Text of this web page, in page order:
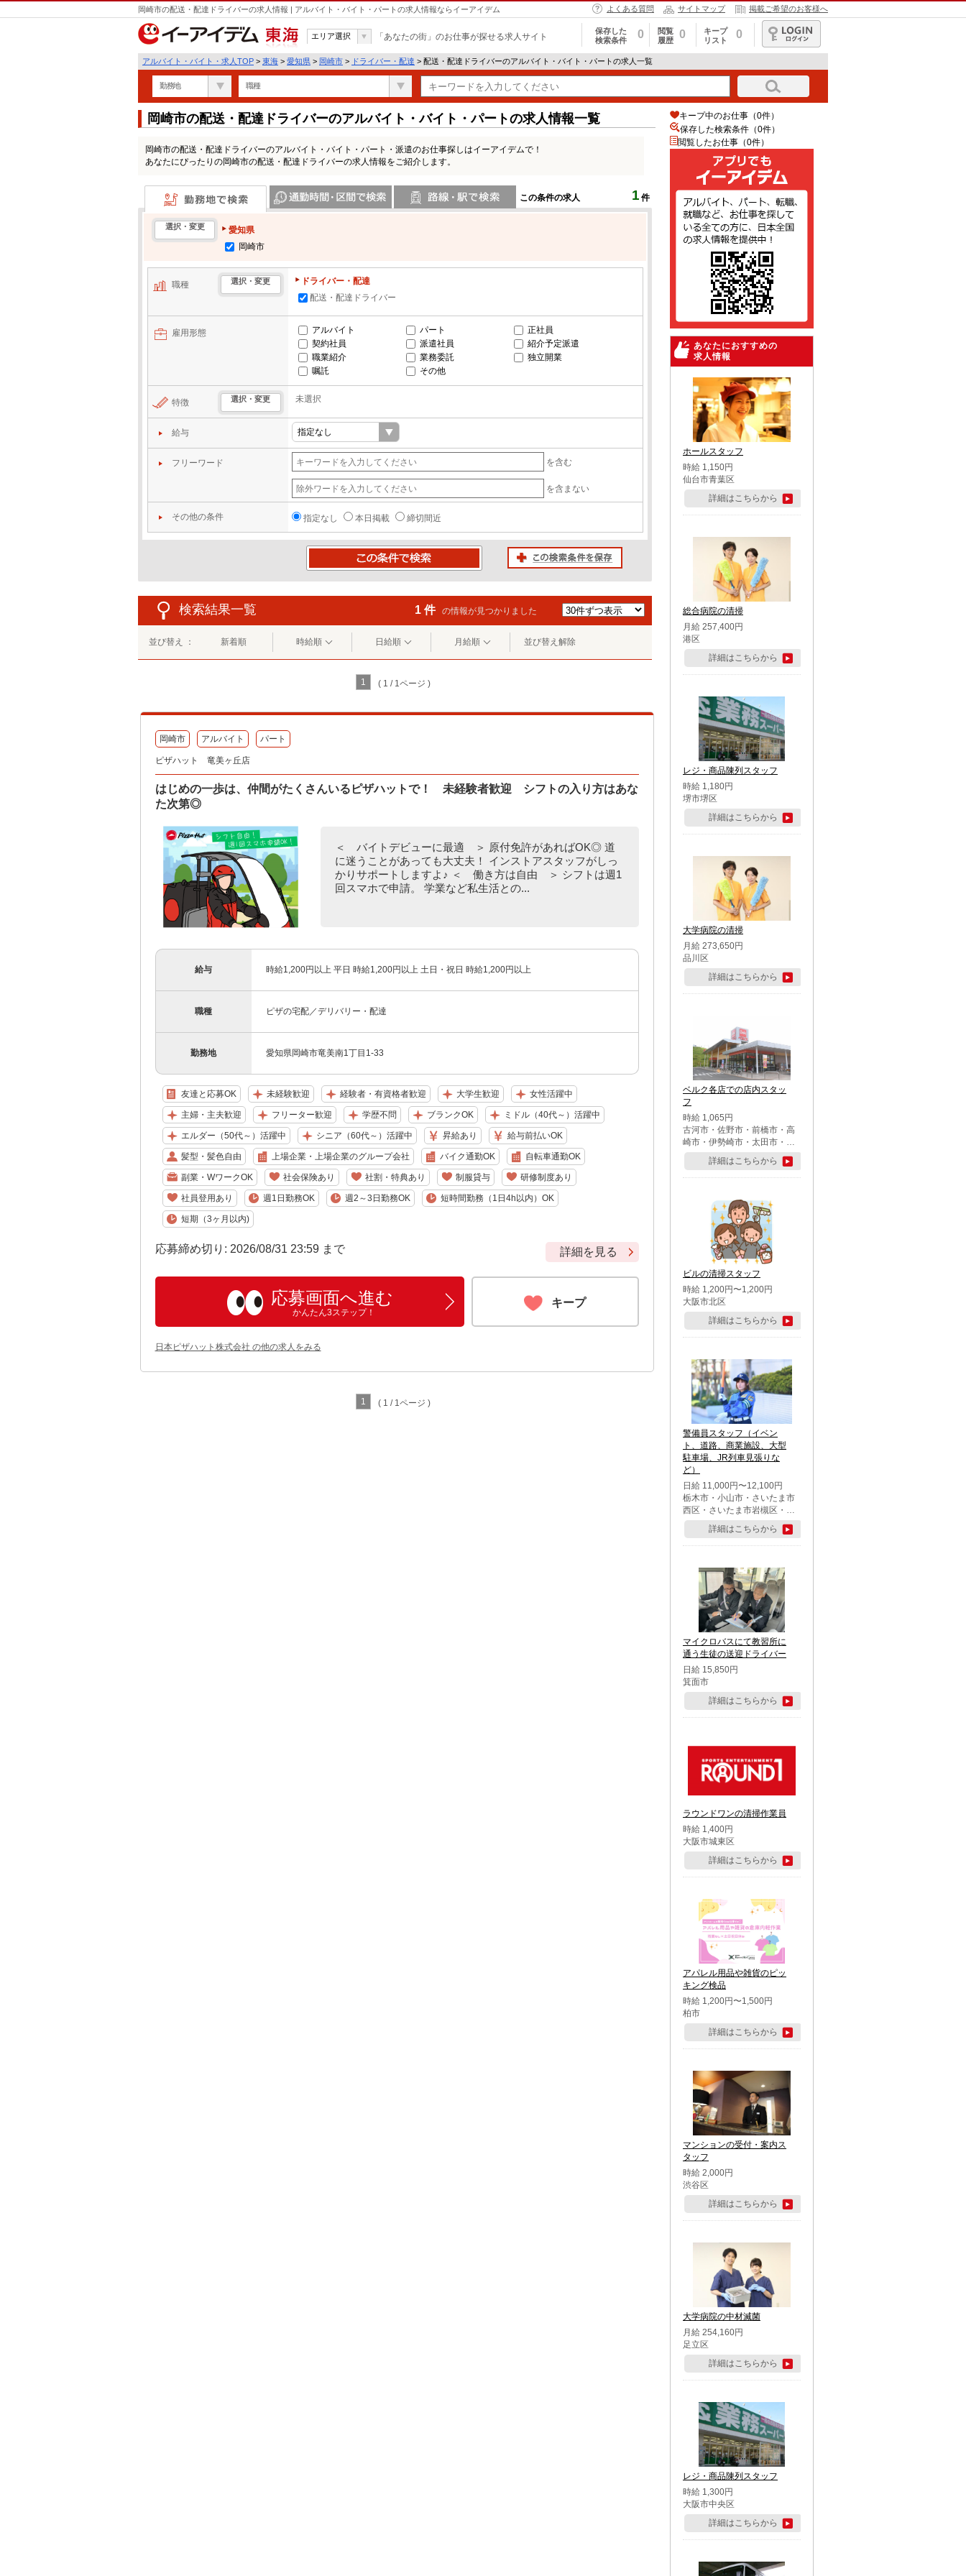
岡崎市の配送・配達ドライバーの求人情報 | アルバイト・バイト・パートの求人情報ならイーアイデム よくある質問 サイトマップ 掲載ご希望のお客様へ
東海
エリア選択 「あなたの街」のお仕事が探せる求人サイト
保存した
検索条件
0
閲覧
履歴
0
キープ
リスト
0
ログイン
アルバイト・バイト・求人TOP > 東海 > 愛知県 > 岡崎市 > ドライバー・配達 > 配送・配達ドライバーのアルバイト・バイト・パートの求人一覧
勤務地 職種
岡崎市の配送・配達ドライバーのアルバイト・バイト・パートの求人情報一覧
岡崎市の配送・配達ドライバーのアルバイト・バイト・パート・派遣のお仕事探しはイーアイデムで！
あなたにぴったりの岡崎市の配送・配達ドライバーの求人情報をご紹介します。
この条件の求人 1 件
勤務地で検索
選択・変更
愛知県
岡崎市
職種 選択・変更
ドライバー・配達
配送・配達ドライバー
雇用形態 アルバイト パート
正社員
契約社員
派遣社員
紹介予定派遣
職業紹介
業務委託
独立開業
嘱託
その他
特徴 選択・変更 未選択
給与
フリーワード を含む
を含まない
その他の条件 指定なし 本日掲載 締切間近
検索結果一覧 1 件 の情報が見つかりました
並び替え ： 新着順 時給順 日給順 月給順 並び替え解除
1 ( 1 / 1ページ )
岡崎市 アルバイト パート
ピザハット 竜美ヶ丘店
はじめの一歩は、仲間がたくさんいるピザハットで！ 未経験者歓迎 シフトの入り方はあな
た次第◎
＜ バイトデビューに最適 ＞ 原付免許があればOK◎ 道
に迷うことがあっても大丈夫！ インストアスタッフがしっ
かりサポートしますよ♪ ＜ 働き方は自由 ＞ シフトは週1
回スマホで申請。 学業など私生活との...
給与 時給1,200円以上 平日 時給1,200円以上 土日・祝日 時給1,200円以上
職種 ピザの宅配／デリバリー・配達
勤務地 愛知県岡崎市竜美南1丁目1-33
友達と応募OK 未経験歓迎 経験者・有資格者歓迎 大学生歓迎 女性活躍中
主婦・主夫歓迎 フリーター歓迎 学歴不問 ブランクOK ミドル（40代～）活躍中
エルダー（50代～）活躍中 シニア（60代～）活躍中 昇給あり 給与前払いOK
髪型・髪色自由 上場企業・上場企業のグループ会社 バイク通勤OK 自転車通勤OK
副業・WワークOK 社会保険あり 社割・特典あり 制服貸与 研修制度あり
社員登用あり 週1日勤務OK 週2～3日勤務OK 短時間勤務（1日4h以内）OK
短期（3ヶ月以内)
応募締め切り: 2026/08/31 23:59 まで 詳細を見る
応募画面へ進む
かんたん3ステップ！
キープ
日本ピザハット株式会社 の他の求人をみる
1 ( 1 / 1ページ )
キープ中のお仕事（0件）
保存した検索条件（0件）
閲覧したお仕事（0件）
あなたにおすすめの
求人情報
ホールスタッフ
時給 1,150円
仙台市青葉区
詳細はこちらから
総合病院の清掃
月給 257,400円
港区
詳細はこちらから
レジ・商品陳列スタッフ
時給 1,180円
堺市堺区
詳細はこちらから
大学病院の清掃
月給 273,650円
品川区
詳細はこちらから
ベルク各店での店内スタッ
フ
時給 1,065円
古河市・佐野市・前橋市・高
崎市・伊勢崎市・太田市・館
林市・藤岡市・大泉町・さい
たま市北区・川越市・熊谷
市・行田市・秩父市・所沢
市・鶴ケ島市・千葉市中央
区・市川市・松戸市・習志野
市・柏市・流山市・八千代
市・足立区・江戸川区・八王
子市・町田市
詳細はこちらから
ビルの清掃スタッフ
時給 1,200円〜1,200円
大阪市北区
詳細はこちらから
警備員スタッフ（イベン
ト、道路、商業施設、大型
駐車場、JR列車見張りな
ど）
日給 11,000円〜12,100円
栃木市・小山市・さいたま市
西区・さいたま市岩槻区・久
喜市・蓮田市
詳細はこちらから
マイクロバスにて教習所に
通う生徒の送迎ドライバー
日給 15,850円
箕面市
詳細はこちらから
ラウンドワンの清掃作業員
時給 1,400円
大阪市城東区
詳細はこちらから
アパレル用品や雑貨のピッ
キング検品
時給 1,200円〜1,500円
柏市
詳細はこちらから
マンションの受付・案内ス
タッフ
時給 2,000円
渋谷区
詳細はこちらから
大学病院の中材滅菌
月給 254,160円
足立区
詳細はこちらから
レジ・商品陳列スタッフ
時給 1,300円
大阪市中央区
詳細はこちらから